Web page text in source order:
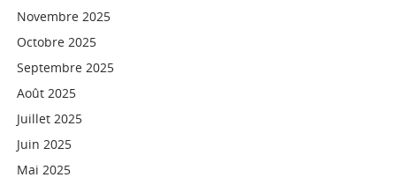
Novembre 2025
Octobre 2025
Septembre 2025
Août 2025
Juillet 2025
Juin 2025
Mai 2025